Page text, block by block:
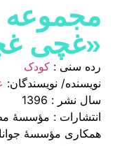
مجموعه
«غچی
رده سنی : کودک
نویسنده/ نویسندگان:
سال نشر : 1396
انتشارات : مؤسسۀ
همکاری مؤسسۀ